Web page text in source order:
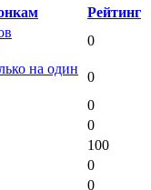
Рейтинг
0
на один
0
0
0
100
0
0